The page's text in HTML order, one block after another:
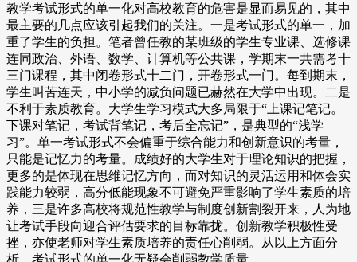
教学考试形式的单一化对高校教育的危害是显而易见的，其中
最主要的几点应该引起我们的关注。一是考试形式的单一，加
重了学生的负担。笔者曾任教的某班级的学生专业课、选修课
连同政治、外语、数学、计算机等公共课，学期末一共需考十
三门课程，其中闭卷形式十二门，开卷形式一门。每到期末，
学生叫苦连天，中小学的减负问题已赫然在大学中出现。二是
不利于素质教育。大学生学习模式大多局限于“上课记笔记。
下课对笔记，考试背笔记，考后全忘记”，是典型的“浅学
习”。单一考试形式不会偏重于综合能力和创新意识的考量，
只能是记忆力的考量。成绩好的大学生对于理论知识的把握，
更多的是体现在思维记忆方向，而对知识的灵活运用和体会实
践能力较弱，高分低能现象不可避免严重影响了学生素质的培
养，三是许多高校将规范性教学与制度创新割裂开来，人为地
让考试手段向迎合评估要求的目标靠拢。创新教学积极性受
挫，亦使老师对学生素质培养的责任心削弱。从以上方面分
析，考试形式的单一化无疑会削弱教学质量。